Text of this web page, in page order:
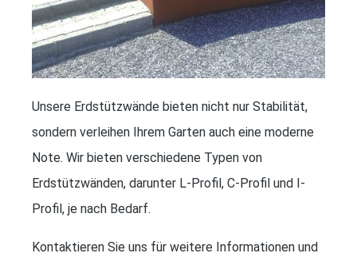
Unsere Erdstützwände bieten nicht nur Stabilität,
sondern verleihen Ihrem Garten auch eine moderne
Note. Wir bieten verschiedene Typen von
Erdstützwänden, darunter L-Profil, C-Profil und I-
Profil, je nach Bedarf.
Kontaktieren Sie uns für weitere Informationen und